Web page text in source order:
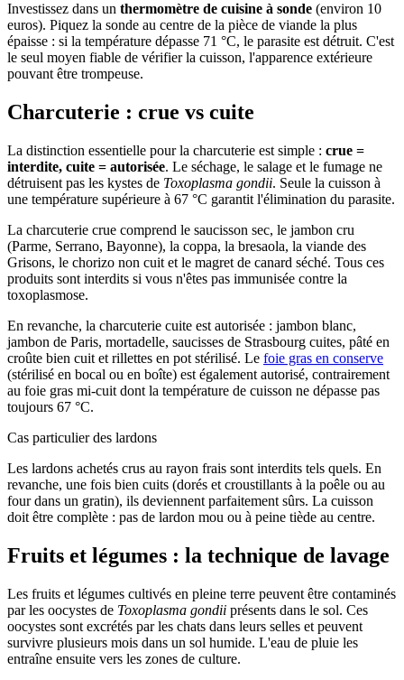
Investissez dans un thermomètre de cuisine à sonde (environ 10
euros). Piquez la sonde au centre de la pièce de viande la plus
épaisse : si la température dépasse 71 °C, le parasite est détruit. C'est
le seul moyen fiable de vérifier la cuisson, l'apparence extérieure
pouvant être trompeuse.
Charcuterie : crue vs cuite
La distinction essentielle pour la charcuterie est simple : crue =
interdite, cuite = autorisée. Le séchage, le salage et le fumage ne
détruisent pas les kystes de Toxoplasma gondii. Seule la cuisson à
une température supérieure à 67 °C garantit l'élimination du parasite.
La charcuterie crue comprend le saucisson sec, le jambon cru
(Parme, Serrano, Bayonne), la coppa, la bresaola, la viande des
Grisons, le chorizo non cuit et le magret de canard séché. Tous ces
produits sont interdits si vous n'êtes pas immunisée contre la
toxoplasmose.
En revanche, la charcuterie cuite est autorisée : jambon blanc,
jambon de Paris, mortadelle, saucisses de Strasbourg cuites, pâté en
croûte bien cuit et rillettes en pot stérilisé. Le foie gras en conserve
(stérilisé en bocal ou en boîte) est également autorisé, contrairement
au foie gras mi-cuit dont la température de cuisson ne dépasse pas
toujours 67 °C.
Cas particulier des lardons
Les lardons achetés crus au rayon frais sont interdits tels quels. En
revanche, une fois bien cuits (dorés et croustillants à la poêle ou au
four dans un gratin), ils deviennent parfaitement sûrs. La cuisson
doit être complète : pas de lardon mou ou à peine tiède au centre.
Fruits et légumes : la technique de lavage
Les fruits et légumes cultivés en pleine terre peuvent être contaminés
par les oocystes de Toxoplasma gondii présents dans le sol. Ces
oocystes sont excrétés par les chats dans leurs selles et peuvent
survivre plusieurs mois dans un sol humide. L'eau de pluie les
entraîne ensuite vers les zones de culture.